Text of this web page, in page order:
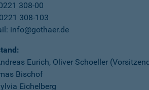
308-00
308-103
info@gothaer.de
Eurich, Oliver Schoeller
Bischof
Eichelberg